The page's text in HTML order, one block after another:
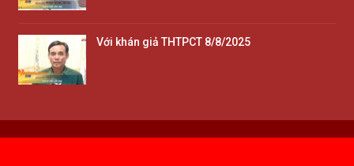
Với khán giả THTPCT 8/8/2025